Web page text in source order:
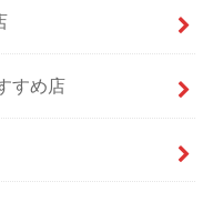
すめ店